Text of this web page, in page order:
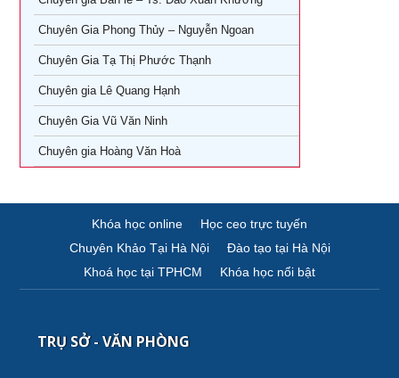
Khoá Học Giám Đốc Kinh Doanh tại TPHCM
Khóa học giám đốc Marketing tại TPHCM
Khóa học giám đốc sản xuất tại tpHCM
Chuyên Gia Phong Thủy – Nguyễn Ngoan
Chuyên Gia Tạ Thị Phước Thạnh
Chuyên gia Lê Quang Hạnh
Chuyên Gia Vũ Văn Ninh
Chuyên gia Hoàng Văn Hoà
Khóa học online
Học ceo trực tuyến
Chuyên Khảo Tại Hà Nội
Đào tạo tại Hà Nội
Khoá học tại TPHCM
Khóa học nổi bật
TRỤ SỞ - VĂN PHÒNG